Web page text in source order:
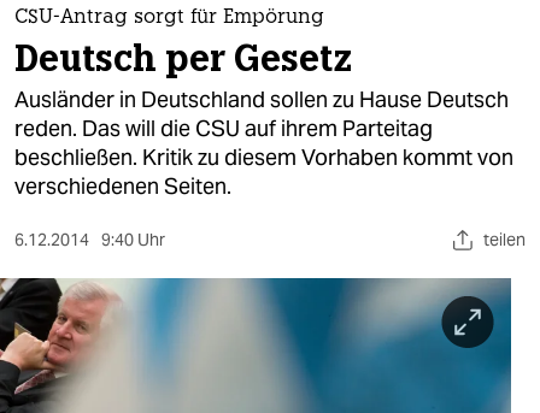
themen
politik
öko
gesellschaft
kultur
sport
berlin
nord
CSU-Antrag sorgt für Empörung
Deutsch per Gesetz
Ausländer in Deutschland sollen zu Hause Deutsch
reden. Das will die CSU auf ihrem Parteitag
beschließen. Kritik zu diesem Vorhaben kommt von
verschiedenen Seiten.
6.12.2014 9:40 Uhr teilen